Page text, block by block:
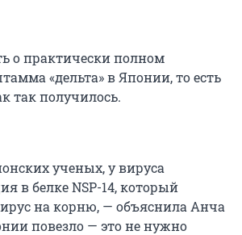
о практически полном
«дельта» в Японии, то есть
так получилось.
ученых, у вируса
в белке NSP-14, который
на корню, — объяснила Анча
повезло — это не нужно